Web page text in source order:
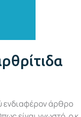
ενδιαφέρον άρθρο